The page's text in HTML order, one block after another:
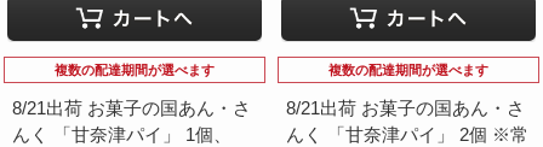
複数の配達期間が選べます
8/21出荷 お菓子の国あん・さ
んく 「甘奈津パイ」 1個、
複数の配達期間が選べます
8/21出荷 お菓子の国あん・さ
んく 「甘奈津パイ」 2個 ※常